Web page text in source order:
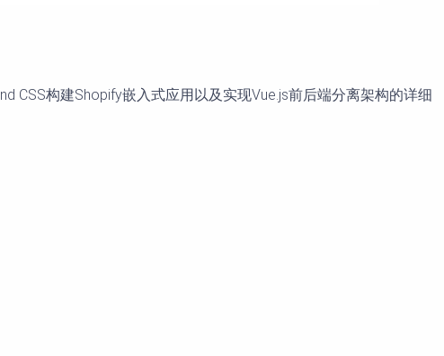
CSS构建Shopify嵌入式应用以及实现Vue.js前后端分离架构的详细